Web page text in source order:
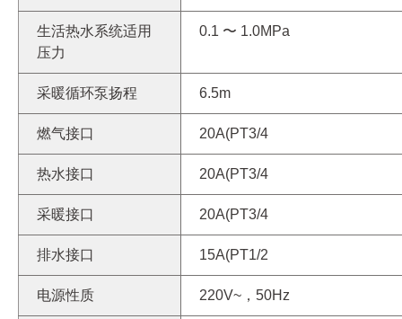
生活热水系统适用
压力
0.1 〜 1.0MPa
采暖循环泵扬程 6.5m
燃气接口 20A(PT3/4
热水接口 20A(PT3/4
采暖接口 20A(PT3/4
排水接口 15A(PT1/2
电源性质 220V~，50Hz